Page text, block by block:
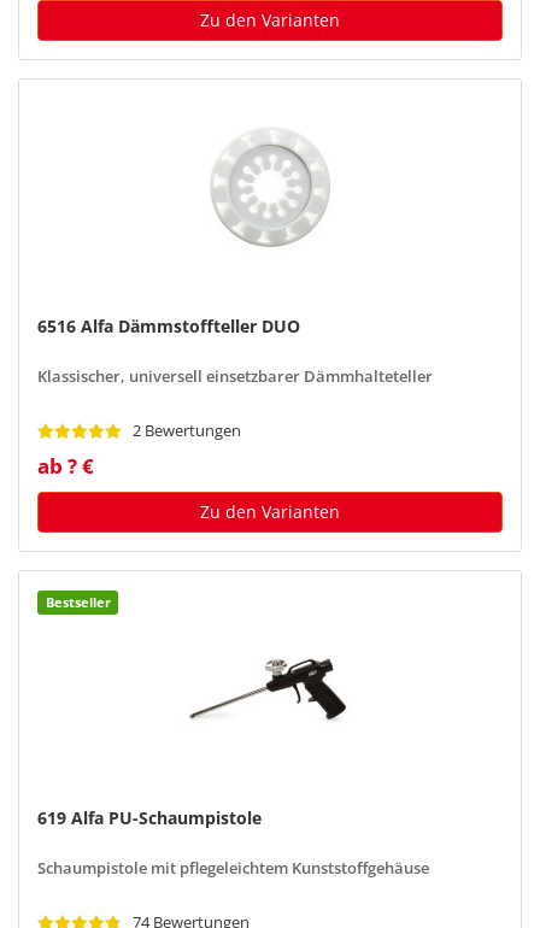
Zu den Varianten
6516 Alfa Dämmstoffteller DUO
Klassischer, universell einsetzbarer Dämmhalteteller
2 Bewertungen
ab ? €
Zu den Varianten
Bestseller
619 Alfa PU-Schaumpistole
Schaumpistole mit pflegeleichtem Kunststoffgehäuse
74 Bewertungen